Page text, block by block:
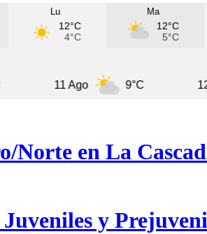
Lu
12°C
4°C
Ma
12°C
5°C
9°C
Norte en La
y